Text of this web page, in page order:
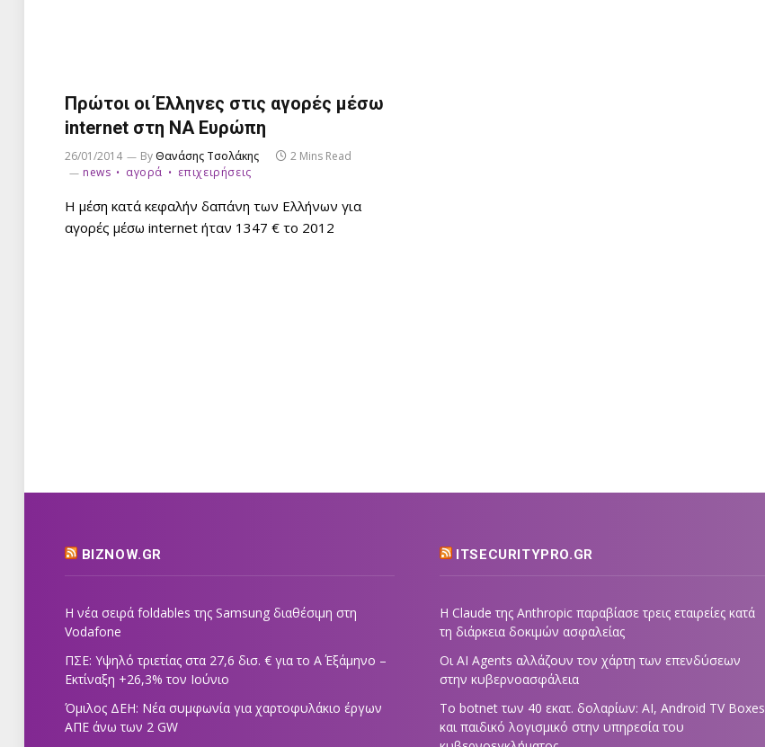
Πρώτοι οι Έλληνες στις αγορές μέσω
internet στη ΝΑ Ευρώπη
26/01/2014 ByΘανάσης Τσολάκης
2 Mins Read
news
αγορά επιχειρήσεις
Η μέση κατά κεφαλήν δαπάνη των Ελλήνων για
αγορές μέσω internet ήταν 1347 € το 2012
BIZNOW.GR
Η νέα σειρά foldables της Samsung διαθέσιμη στη
Vodafone
ΠΣΕ: Υψηλό τριετίας στα 27,6 δισ. € για το Α΄ Εξάμηνο –
Εκτίναξη +26,3% τον Ιούνιο
Όμιλος ΔΕΗ: Νέα συμφωνία για χαρτοφυλάκιο έργων
ΑΠΕ άνω των 2 GW
ITSECURITYPRO.GR
Η Claude της Anthropic παραβίασε τρεις εταιρείες κατά
τη διάρκεια δοκιμών ασφαλείας
Οι AI Agents αλλάζουν τον χάρτη των επενδύσεων
στην κυβερνοασφάλεια
Το botnet των 40 εκατ. δολαρίων: AI, Android TV Boxes
και παιδικό λογισμικό στην υπηρεσία του